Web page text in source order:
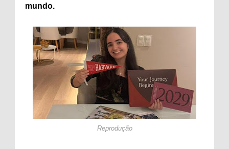
mundo.
Reprodução